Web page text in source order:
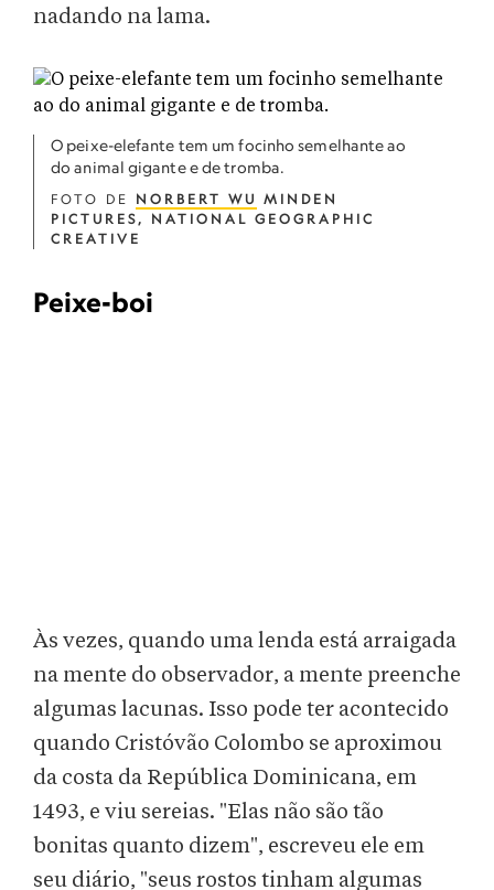
nadando na lama.
O peixe-elefante tem um focinho semelhante ao
do animal gigante e de tromba.
FOTO DE NORBERT WU MINDEN
PICTURES, NATIONAL GEOGRAPHIC
CREATIVE
Peixe-boi
Às vezes, quando uma lenda está arraigada
na mente do observador, a mente preenche
algumas lacunas. Isso pode ter acontecido
quando Cristóvão Colombo se aproximou
da costa da República Dominicana, em
1493, e viu sereias. "Elas não são tão
bonitas quanto dizem", escreveu ele em
seu diário, "seus rostos tinham algumas